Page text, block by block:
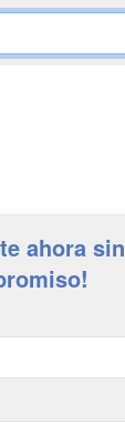
ahora sin